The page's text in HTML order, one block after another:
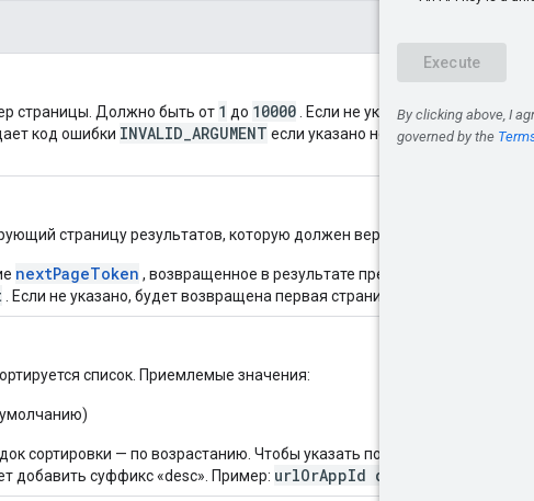
страницы. Должно быть от 1 до 10000 . Если не указано, по умолчанию
код ошибки INVALID_ARGUMENT если указано недопустимое
страницу результатов, которую должен вернуть сервер.
nextPageToken , возвращенное в результате предыдущего вызова
. Если не указано, будет возвращена первая страница результатов.
список. Приемлемые значения:
сортировки — по возрастанию. Чтобы указать порядок убывания поля,
добавить суффикс «desc». Пример: urlOrAppId desc